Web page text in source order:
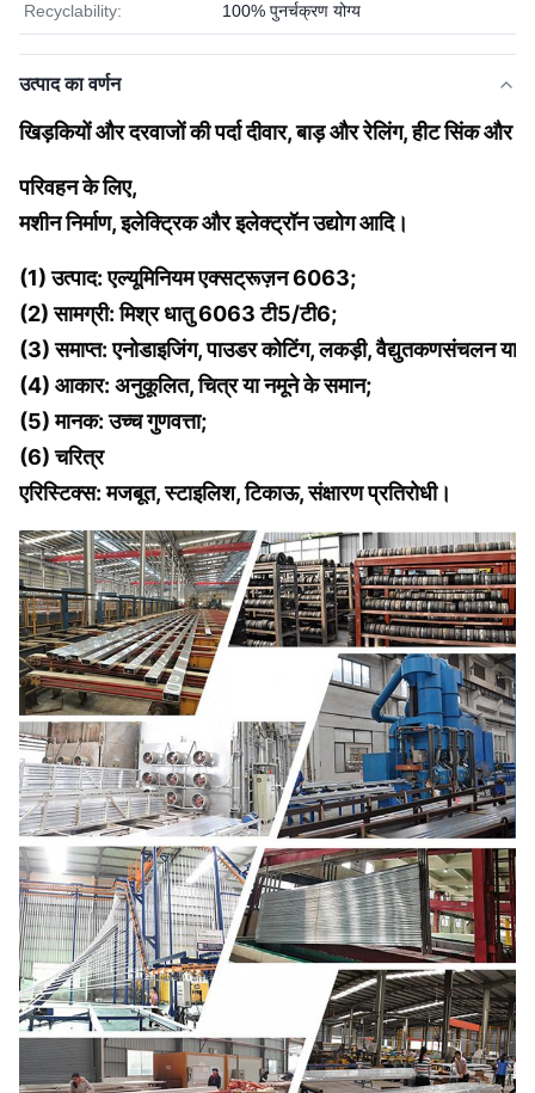
Recyclability: 100% पुनर्चक्रण योग्य
उत्पाद का वर्णन
खिड़कियों और दरवाजों की पर्दा दीवार, बाड़ और रेलिंग, हीट सिंक और
परिवहन के लिए,
मशीन निर्माण, इलेक्ट्रिक और इलेक्ट्रॉन उद्योग आदि।
(1) उत्पाद: एल्यूमिनियम एक्सट्रूज़न 6063;
(2) सामग्री: मिश्र धातु 6063 टी5/टी6;
(3) समाप्त: एनोडाइजिंग, पाउडर कोटिंग, लकड़ी, वैद्युतकणसंचलन या
(4) आकार: अनुकूलित, चित्र या नमूने के समान;
(5) मानक: उच्च गुणवत्ता;
(6) चरित्र
एरिस्टिक्स: मजबूत, स्टाइलिश, टिकाऊ, संक्षारण प्रतिरोधी।